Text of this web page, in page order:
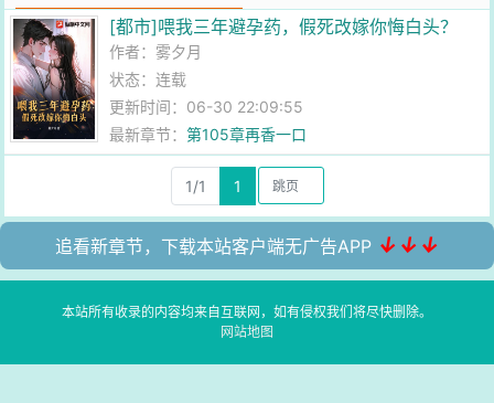
[都市]喂我三年避孕药，假死改嫁你悔白头？
作者：雾夕月
状态：连载
更新时间：06-30 22:09:55
最新章节：第105章再香一口
1/1 1
追看新章节，下载本站客户端无广告APP ↓↓↓
本站所有收录的内容均来自互联网，如有侵权我们将尽快删除。
网站地图